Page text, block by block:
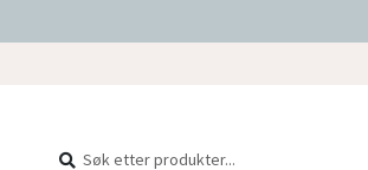
navigasjon
Søk
Søk